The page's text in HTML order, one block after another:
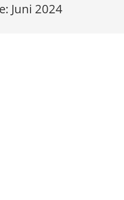
Juni 2024